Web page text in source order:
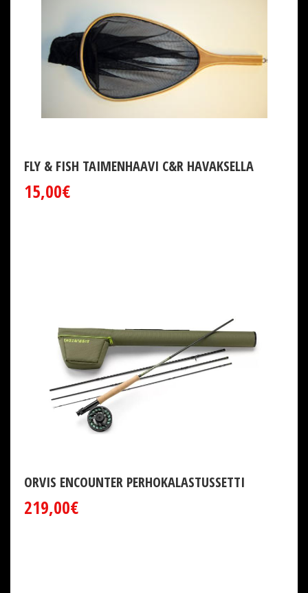
FLY & FISH TAIMENHAAVI C&R HAVAKSELLA
15,00€
ORVIS ENCOUNTER PERHOKALASTUSSETTI
219,00€